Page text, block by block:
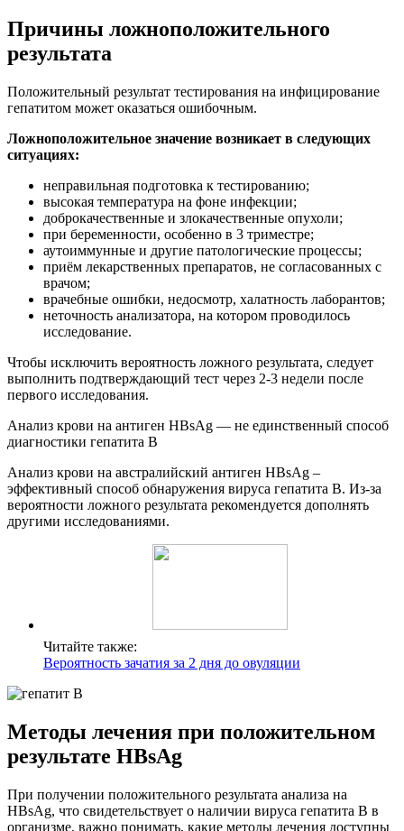
Причины ложноположительного
результата
Положительный результат тестирования на инфицирование
гепатитом может оказаться ошибочным.
Ложноположительное значение возникает в следующих
ситуациях:
неправильная подготовка к тестированию;
высокая температура на фоне инфекции;
доброкачественные и злокачественные опухоли;
при беременности, особенно в 3 триместре;
аутоиммунные и другие патологические процессы;
приём лекарственных препаратов, не согласованных с
врачом;
врачебные ошибки, недосмотр, халатность лаборантов;
неточность анализатора, на котором проводилось
исследование.
Чтобы исключить вероятность ложного результата, следует
выполнить подтверждающий тест через 2-3 недели после
первого исследования.
Анализ крови на антиген HBsAg — не единственный способ
диагностики гепатита В
Анализ крови на австралийский антиген HBsAg –
эффективный способ обнаружения вируса гепатита В. Из-за
вероятности ложного результата рекомендуется дополнять
другими исследованиями.
Читайте также:
Вероятность зачатия за 2 дня до овуляции
Методы лечения при положительном
результате HBsAg
При получении положительного результата анализа на
HBsAg, что свидетельствует о наличии вируса гепатита B в
организме, важно понимать, какие методы лечения доступны